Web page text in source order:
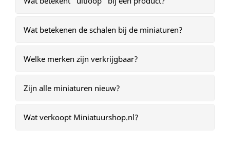
Wat betekenen de schalen bij de miniaturen?
Welke merken zijn verkrijgbaar?
Zijn alle miniaturen nieuw?
Wat verkoopt Miniatuurshop.nl?